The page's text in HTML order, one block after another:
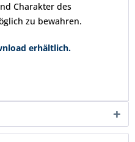
Charakter des
zu bewahren.
erhältlich.